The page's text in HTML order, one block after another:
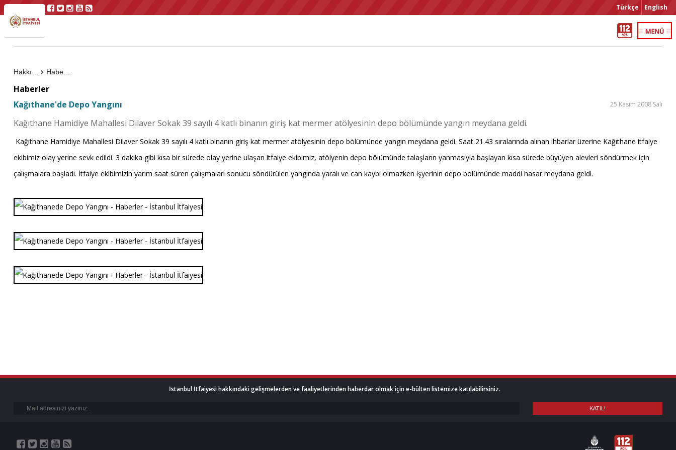
Türkçe English
Haberler
Haberler
Kağıthane'de Depo Yangını
25 Kasım 2008 Salı
Kağıthane Hamidiye Mahallesi Dilaver Sokak 39 sayılı 4 katlı binanın giriş kat mermer atölyesinin depo bölümünde yangın meydana geldi.
Kağıthane Hamidiye Mahallesi Dilaver Sokak 39 sayılı 4 katlı binanın giriş kat mermer atölyesinin depo bölümünde yangın meydana geldi. Saat 21.43 sıralarında alınan ihbarlar üzerine Kağıthane itfaiye
ekibimiz olay yerine sevk edildi. 3 dakika gibi kısa bir sürede olay yerine ulaşan itfaiye ekibimiz, atölyenin depo bölümünde talaşların yanmasıyla başlayan kısa sürede büyüyen alevleri söndürmek için
çalışmalara başladı. İtfaiye ekibimizin yarım saat süren çalışmaları sonucu söndürülen yangında yaralı ve can kaybı olmazken işyerinin depo bölümünde maddi hasar meydana geldi.
İstanbul İtfaiyesi hakkındaki gelişmelerden ve faaliyetlerinden haberdar olmak için e-bülten listemize katılabilirsiniz.